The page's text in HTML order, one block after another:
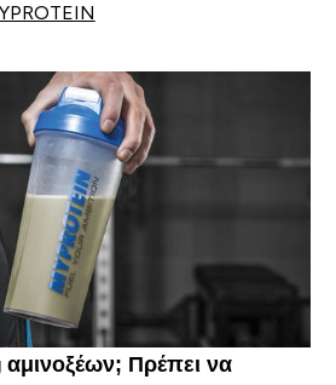
αμινοξέων; Πρέπει να